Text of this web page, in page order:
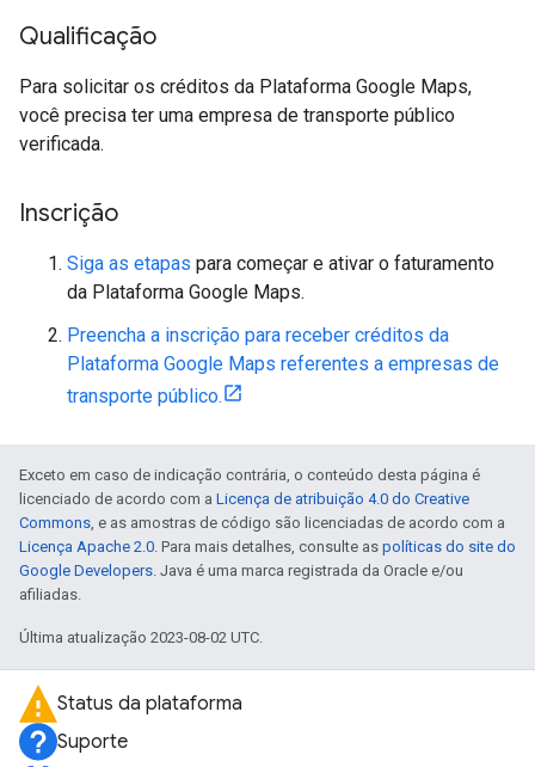
Qualificação
Para solicitar os créditos da Plataforma Google Maps,
você precisa ter uma empresa de transporte público
verificada.
Inscrição
Siga as etapas para começar e ativar o faturamento
da Plataforma Google Maps.
Preencha a inscrição para receber créditos da
Plataforma Google Maps referentes a empresas de
transporte público.
Exceto em caso de indicação contrária, o conteúdo desta página é
licenciado de acordo com a Licença de atribuição 4.0 do Creative
Commons, e as amostras de código são licenciadas de acordo com a
Licença Apache 2.0. Para mais detalhes, consulte as políticas do site do
Google Developers. Java é uma marca registrada da Oracle e/ou
afiliadas.
Última atualização 2023-08-02 UTC.
Status da plataforma
Suporte